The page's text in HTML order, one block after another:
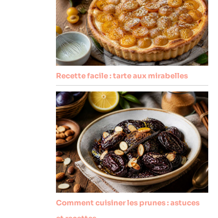
Recette facile : tarte aux mirabelles
Comment cuisiner les prunes : astuces